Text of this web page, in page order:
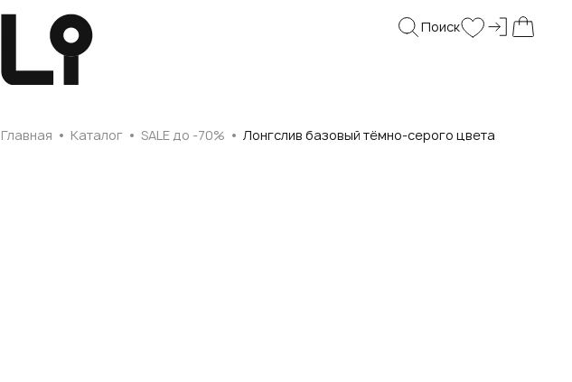
ПоискПоискWishlist Войти
Моя
Главная Каталог SALE до -70% Лонгслив базовый тёмно-серого цвета